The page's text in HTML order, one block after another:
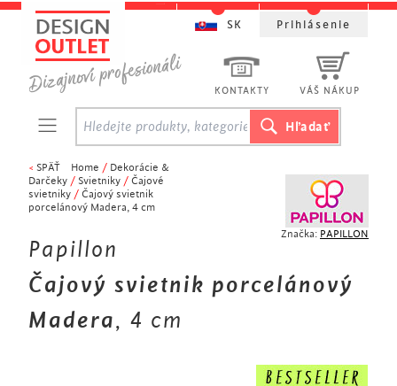
Značka: PAPILLON
< SPÄŤ Home / Dekorácie &
Darčeky / Svietniky / Čajové
svietniky / Čajový svietnik
porcelánový Madera, 4 cm
Papillon
Čajový svietnik porcelánový
Madera, 4 cm
KONTAKTY VÁŠ NÁKUP
SK Prihlásenie